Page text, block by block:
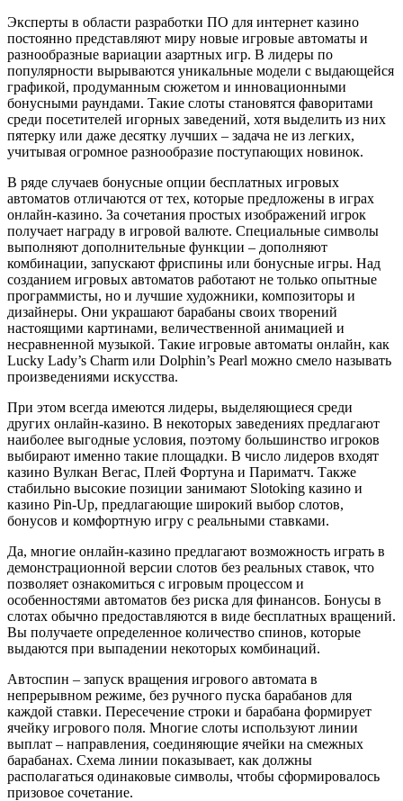
Эксперты в области разработки ПО для интернет казино
постоянно представляют миру новые игровые автоматы и
разнообразные вариации азартных игр. В лидеры по
популярности вырываются уникальные модели с выдающейся
графикой, продуманным сюжетом и инновационными
бонусными раундами. Такие слоты становятся фаворитами
среди посетителей игорных заведений, хотя выделить из них
пятерку или даже десятку лучших – задача не из легких,
учитывая огромное разнообразие поступающих новинок.
В ряде случаев бонусные опции бесплатных игровых
автоматов отличаются от тех, которые предложены в играх
онлайн-казино. За сочетания простых изображений игрок
получает награду в игровой валюте. Специальные символы
выполняют дополнительные функции – дополняют
комбинации, запускают фриспины или бонусные игры. Над
созданием игровых автоматов работают не только опытные
программисты, но и лучшие художники, композиторы и
дизайнеры. Они украшают барабаны своих творений
настоящими картинами, величественной анимацией и
несравненной музыкой. Такие игровые автоматы онлайн, как
Lucky Lady’s Charm или Dolphin’s Pearl можно смело называть
произведениями искусства.
При этом всегда имеются лидеры, выделяющиеся среди
других онлайн-казино. В некоторых заведениях предлагают
наиболее выгодные условия, поэтому большинство игроков
выбирают именно такие площадки. В число лидеров входят
казино Вулкан Вегас, Плей Фортуна и Париматч. Также
стабильно высокие позиции занимают Slotoking казино и
казино Pin-Up, предлагающие широкий выбор слотов,
бонусов и комфортную игру с реальными ставками.
Да, многие онлайн-казино предлагают возможность играть в
демонстрационной версии слотов без реальных ставок, что
позволяет ознакомиться с игровым процессом и
особенностями автоматов без риска для финансов. Бонусы в
слотах обычно предоставляются в виде бесплатных вращений.
Вы получаете определенное количество спинов, которые
выдаются при выпадении некоторых комбинаций.
Автоспин – запуск вращения игрового автомата в
непрерывном режиме, без ручного пуска барабанов для
каждой ставки. Пересечение строки и барабана формирует
ячейку игрового поля. Многие слоты используют линии
выплат – направления, соединяющие ячейки на смежных
барабанах. Схема линии показывает, как должны
располагаться одинаковые символы, чтобы сформировалось
призовое сочетание.